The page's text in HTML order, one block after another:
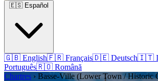
🇬🇧 English🇫🇷 Français🇩🇪 Deutsch🇮🇹
Português🇷🇴 Română
Chartres › Basse-Ville (Lower Town / Historic